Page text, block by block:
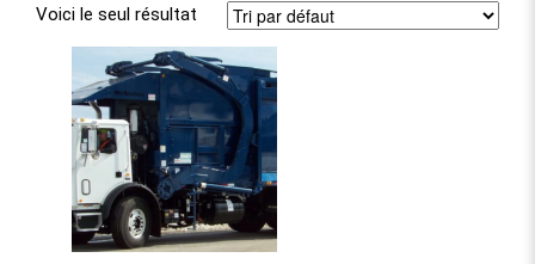
Voici le seul résultat